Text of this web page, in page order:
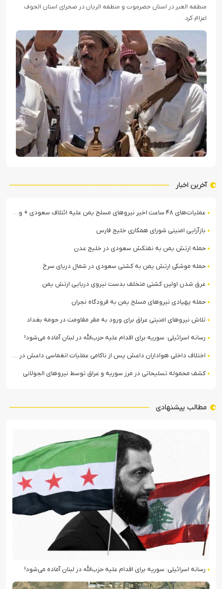
منطقه العبر در استان حضرموت و منطقه الریان در صحرای استان الجوف
اعزام کرد.
آخرین اخبار
عملیات‌های ۴۸ ساعت اخیر نیروهای مسلح یمن علیه ائتلاف سعودی + ویدیو
بازآرایی امنیتی شورای همکاری خلیج فارس
حمله ارتش یمن به نفتکش سعودی در خلیج عدن
حمله موشکی ارتش یمن به کشتی سعودی در شمال دریای سرخ
غرق شدن اولین کشتی متخلف بدست نیروی دریایی ارتش یمن
حمله پهپادی نیروهای مسلح یمن به فرودگاه نجران
تلاش نیروهای امنیتی عراق برای ورود به مقر مقاومت در حومه بغداد
رسانه اسرائیلی: سوریه برای اقدام علیه حزب‌الله در لبنان آماده می‌شود!
اختلاف داخلی هواداران داعش پس از ناکامی عملیات انغماسی داعش در رقه
کشف محموله تسلیحاتی در مرز سوریه و عراق توسط نیروهای الجولانی
مطالب پیشنهادی
رسانه اسرائیلی: سوریه برای اقدام علیه حزب‌الله در لبنان آماده می‌شود!